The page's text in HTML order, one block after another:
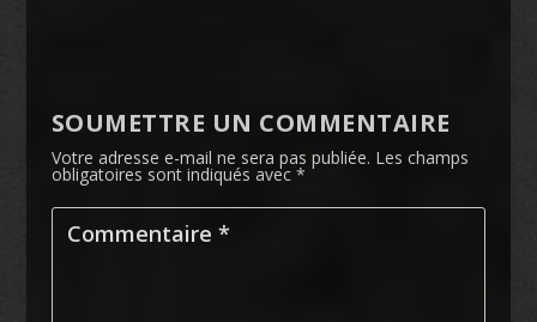
SOUMETTRE UN COMMENTAIRE
Votre adresse e-mail ne sera pas publiée. Les champs
obligatoires sont indiqués avec *